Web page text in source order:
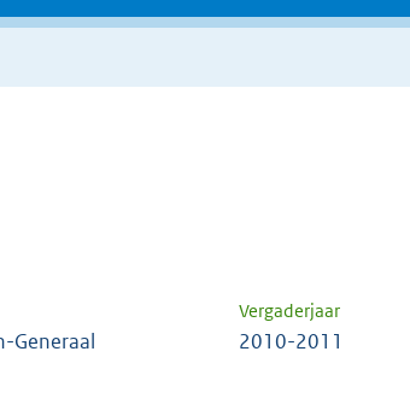
Vergaderjaar
Generaal 2010-2011